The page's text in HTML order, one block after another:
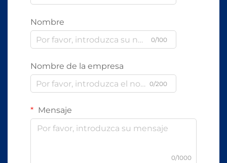
Nombre
0/100
Nombre de la empresa
0/200
Mensaje
0/1000